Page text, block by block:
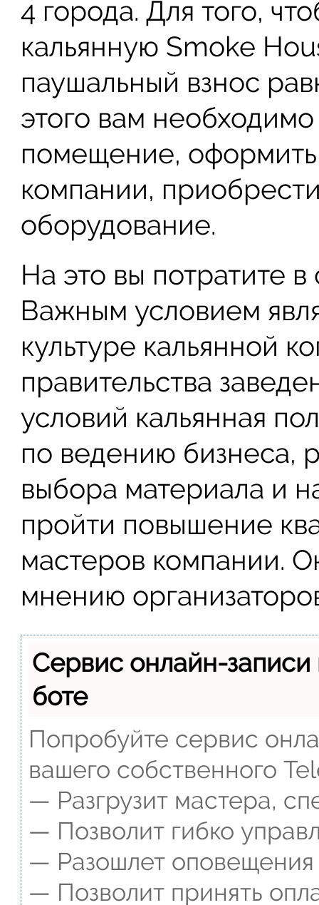
4 города. Для того,
кальянную Smoke
паушальный взнос
этого вам
помещение,
компании,
оборудование.
На это вы потратите
Важным условием
культуре кальянной
правительства
условий кальянная
по ведению бизнеса,
выбора материала и
пройти повышение
мастеров компании.
мнению
Сервис онлайн-
боте
Попробуйте сервис
вашего собственного
— Разгрузит мастера,
— Позволит гибко
— Разошлет оповещения
— Позволит принять